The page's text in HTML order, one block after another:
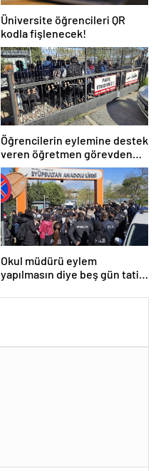
Üniversite öğrencileri QR
kodla fişlenecek!
Öğrencilerin eylemine destek
veren öğretmen görevden
uzaklaştırıldı
Okul müdürü eylem
yapılmasın diye beş gün tatil